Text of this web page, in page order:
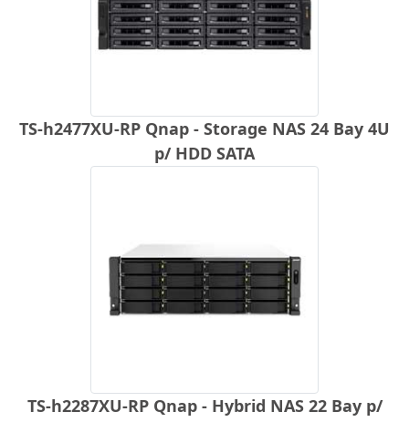
TS-h2477XU-RP Qnap - Storage NAS 24 Bay 4U
p/ HDD SATA
TS-h2287XU-RP Qnap - Hybrid NAS 22 Bay p/